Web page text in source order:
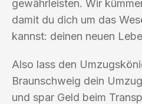
gewährleisten. Wir
damit du dich um das
kannst: deinen neuen
Also lass den
Braunschweig dein
und spar Geld beim